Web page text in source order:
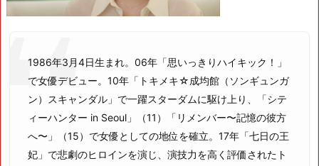
1986年3月4日生まれ。06年「思いっきりハイキック！」
で女優デビュー。10年「トキメキ☆成均館（ソンギュンガ
ン）スキャンダル」で一躍スターダムに駆け上り、「シテ
ィーハンター in Seoul」（11）「リメンバー〜記憶の彼方
へ〜」（15）で女優としての地位を確立。17年「七日の王
妃」で悲劇のヒロインを演じ、演技力を高く評価されたト